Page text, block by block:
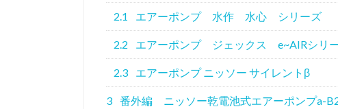
2.1 エアーポンプ 水作 水心 シリーズ
2.2 エアーポンプ ジェックス e~AIRシリ
2.3 エアーポンプ ニッソー サイレントβ
3 番外編 ニッソー乾電池式エアーポンプa-